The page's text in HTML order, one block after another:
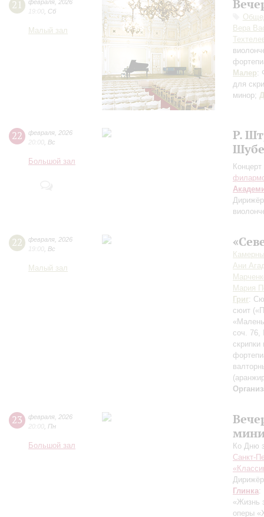
21 февраля 2026
19:00 Сб
Малый зал
Вера
Малер:
для
минор;
22 февраля 2026
20:00 Вс
Большой зал
Р.
22 февраля 2026
19:00 Вс
Малый зал
Ани
Мария
Григ:
сюит
соч.
23 февраля 2026
20:00 Пн
Большой зал
Ко Дню
Санкт-
Глинка:
«Жизнь
оперы